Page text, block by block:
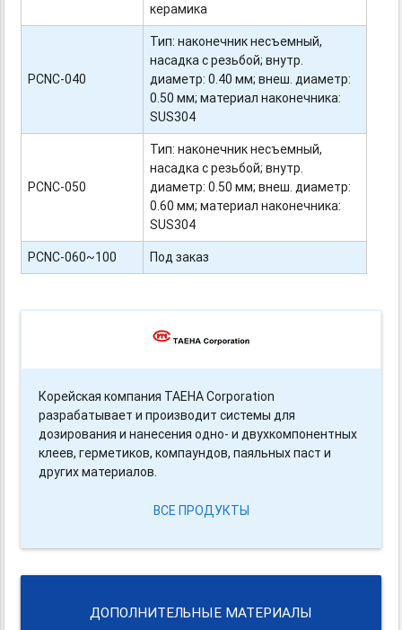
керамика
PCNС-040
Тип: наконечник несъемный,
насадка с резьбой; внутр.
диаметр: 0.40 мм; внеш. диаметр:
0.50 мм; материал наконечника:
SUS304
PCNС-050
Тип: наконечник несъемный,
насадка с резьбой; внутр.
диаметр: 0.50 мм; внеш. диаметр:
0.60 мм; материал наконечника:
SUS304
PCNС-060~100
Под заказ
Корейская компания TAEHA Corporation
разрабатывает и производит системы для
дозирования и нанесения одно- и двухкомпонентных
клеев, герметиков, компаундов, паяльных паст и
других материалов.
ВСЕ ПРОДУКТЫ
ДОПОЛНИТЕЛЬНЫЕ МАТЕРИАЛЫ